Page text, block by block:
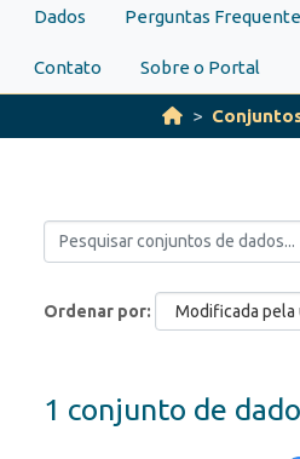
Dados Perguntas
Contato Sobre o Portal
Ordenar por
1 conjunto de